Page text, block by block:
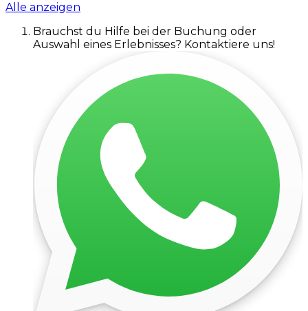
Alle anzeigen
Brauchst du Hilfe bei der Buchung oder
Auswahl eines Erlebnisses? Kontaktiere uns!